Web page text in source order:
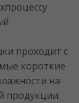
проходит с
короткие
на
продукции.